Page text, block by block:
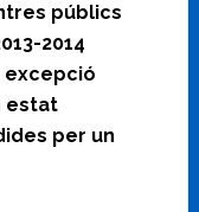
públics
2014
excepció
estat
per un